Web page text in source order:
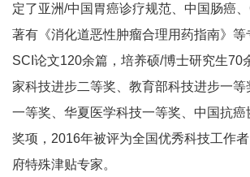
定了亚洲/中国胃癌诊疗规范、中国肠癌、
著有《消化道恶性肿瘤合理用药指南》等
SCI 论文120余篇，培养硕/博士研究生70
家科技进步二等奖、教育部科技进步一
一等奖、华夏医学科技一等奖、中国抗
奖项， 2016年被评为全国优秀科技工作
府特殊津贴专家。